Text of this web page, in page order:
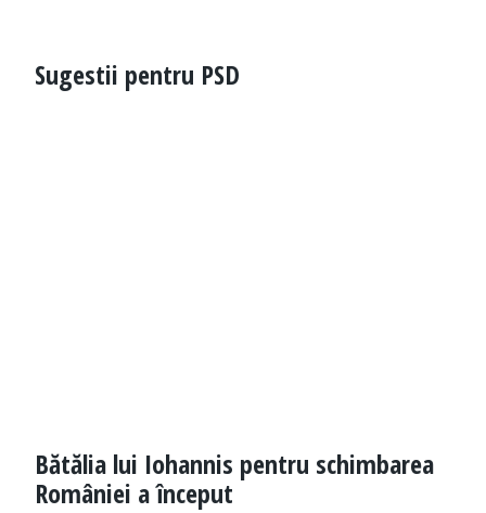
Sugestii pentru PSD
Bătălia lui Iohannis pentru schimbarea
României a început